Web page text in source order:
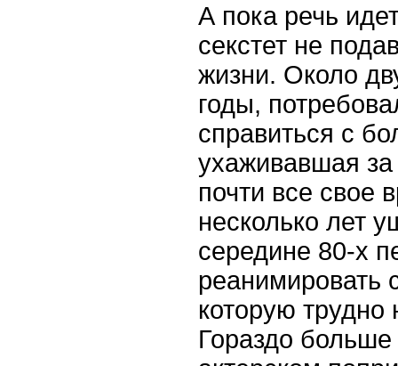
А пока речь
секстет не
жизни. Около
годы,
справиться с
ухаживавшая
почти все свое
несколько лет
середине 80-х
реанимировать
которую трудно
Гораздо